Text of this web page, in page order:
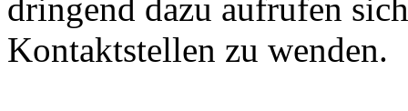
dringend dazu aufrufen
Kontaktstellen zu wenden.